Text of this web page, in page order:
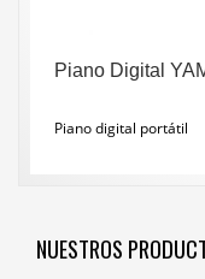
Piano Digital
Piano digital portátil
NUESTROS